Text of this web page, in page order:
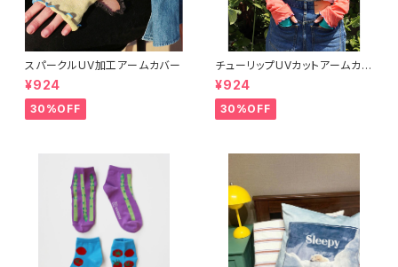
スパークルUV加工アームカバー
¥924
30%OFF
チューリップUVカットアームカバ
ー
¥924
30%OFF